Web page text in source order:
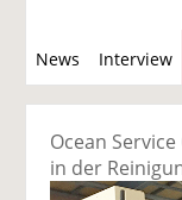
News Interview
Ocean
in der